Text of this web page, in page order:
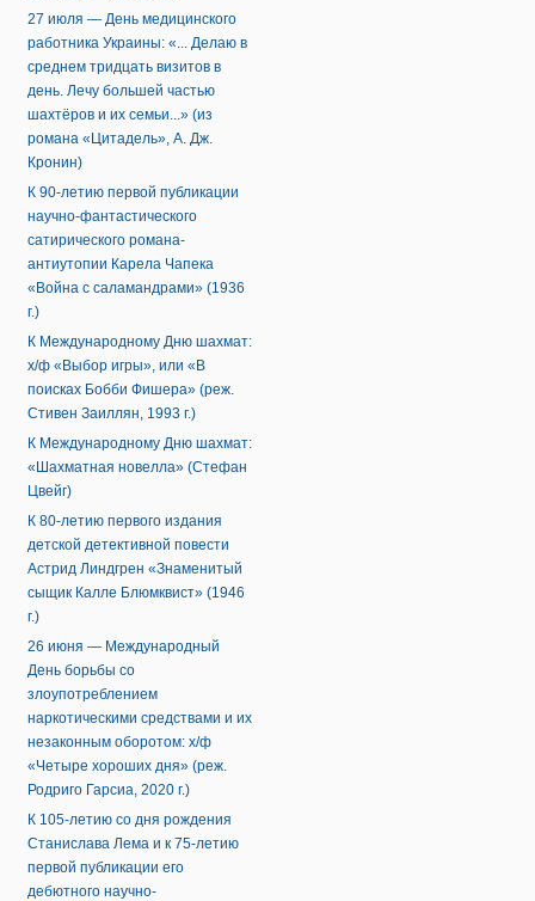
27 июля — День медицинского
работника Украины: «... Делаю в
среднем тридцать визитов в
день. Лечу большей частью
шахтёров и их семьи...» (из
романа «Цитадель», А. Дж.
Кронин)
К 90-летию первой публикации
научно-фантастического
сатирического романа-
антиутопии Карела Чапека
«Война с саламандрами» (1936
г.)
К Международному Дню шахмат:
х/ф «Выбор игры», или «В
поисках Бобби Фишера» (реж.
Стивен Заиллян, 1993 г.)
К Международному Дню шахмат:
«Шахматная новелла» (Стефан
Цвейг)
К 80-летию первого издания
детской детективной повести
Астрид Линдгрен «Знаменитый
сыщик Калле Блюмквист» (1946
г.)
26 июня — Международный
День борьбы со
злоупотреблением
наркотическими средствами и их
незаконным оборотом: х/ф
«Четыре хороших дня» (реж.
Родриго Гарсиа, 2020 г.)
К 105-летию со дня рождения
Станислава Лема и к 75-летию
первой публикации его
дебютного научно-